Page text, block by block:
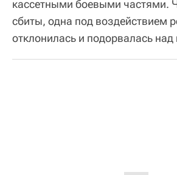
кассетными боевыми частями.
сбиты, одна под воздействием
отклонилась и подорвалась